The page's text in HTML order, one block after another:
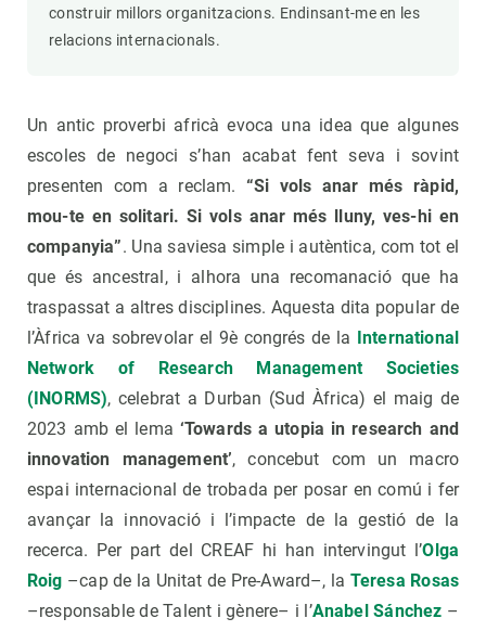
construir millors organitzacions. Endinsant-me en les
relacions internacionals.
Un antic proverbi africà evoca una idea que algunes
escoles de negoci s’han acabat fent seva i sovint
presenten com a reclam. “Si vols anar més ràpid,
mou-te en solitari. Si vols anar més lluny, ves-hi en
companyia”. Una saviesa simple i autèntica, com tot el
que és ancestral, i alhora una recomanació que ha
traspassat a altres disciplines. Aquesta dita popular de
l’Àfrica va sobrevolar el 9è congrés de la
International
Network of Research Management Societies
(INORMS), celebrat a Durban (Sud Àfrica) el maig de
2023 amb el lema ‘Towards a utopia in research and
innovation management’, concebut com un macro
espai internacional de trobada per posar en comú i fer
avançar la innovació i l’impacte de la gestió de la
recerca. Per part del CREAF hi han intervingut l’Olga
Roig –cap de la Unitat de Pre-Award–, la Teresa Rosas
–responsable de Talent i gènere– i l’Anabel Sánchez –